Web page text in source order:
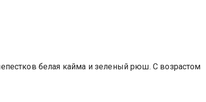
белая кайма и зеленый рюш. С возрастом